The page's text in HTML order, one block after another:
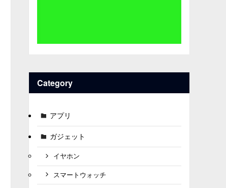
Category
アプリ
ガジェット
イヤホン
スマートウォッチ